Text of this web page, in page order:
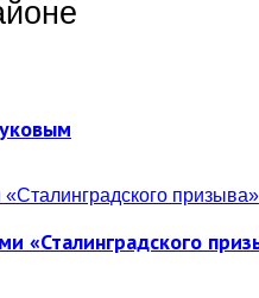
«Сталинградского